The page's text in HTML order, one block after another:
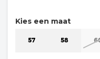
Kies een maat
57 58